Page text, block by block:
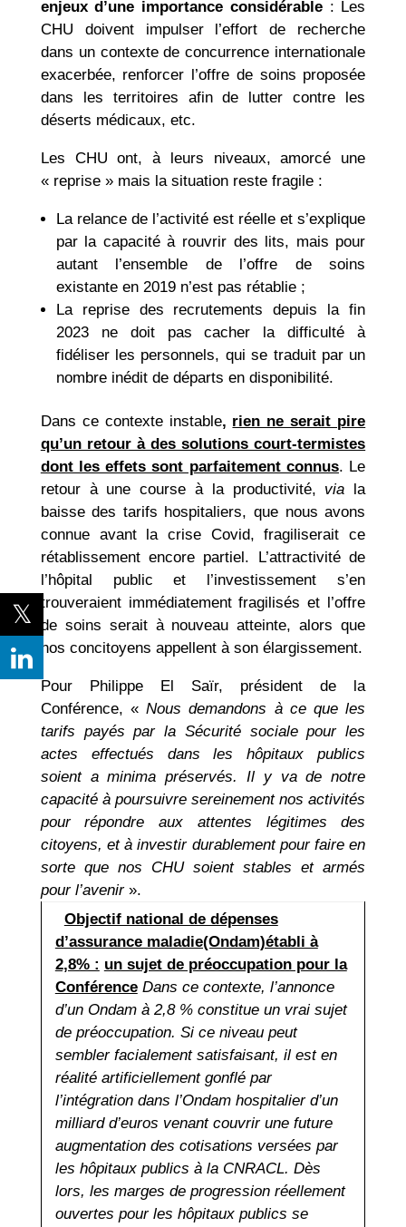
enjeux d’une importance considérable: Les
CHU doivent impulser l’effort de recherche
dans un contexte de concurrence internationale
exacerbée, renforcer l’offre de soins proposée
dans les territoires afin de lutter contre les
déserts médicaux, etc.
Les CHU ont, à leurs niveaux, amorcé une
« reprise » mais la situation reste fragile :
La relance de l’activité est réelle et s’explique
par la capacité à rouvrir des lits, mais pour
autant l’ensemble de l’offre de soins
existante en 2019 n’est pas rétablie ;
La reprise des recrutements depuis la fin
2023 ne doit pas cacher la difficulté à
fidéliser les personnels, qui se traduit par un
nombre inédit de départs en disponibilité.
Dans ce contexte instable, rien ne serait pire
qu’un retour à des solutions court-termistes
dont les effets sont parfaitement connus. Le
retour à une course à la productivité, via la
baisse des tarifs hospitaliers, que nous avons
connue avant la crise Covid, fragiliserait ce
rétablissement encore partiel. L’attractivité de
l’hôpital public et l’investissement s’en
trouveraient immédiatement fragilisés et l’offre
de soins serait à nouveau atteinte, alors que
nos concitoyens appellent à son élargissement.
Pour Philippe El Saïr, président de la
Conférence, «Nous demandons à ce que les
tarifs payés par la Sécurité sociale pour les
actes effectués dans les hôpitaux publics
soient a minima préservés. Il y va de notre
capacité à poursuivre sereinement nos activités
pour répondre aux attentes légitimes des
citoyens, et à investir durablement pour faire en
sorte que nos CHU soient stables et armés
pour l’avenir».
Objectif national de dépenses
d’assurance maladie(Ondam)établi à
2,8% : un sujet de préoccupation pour la
Conférence Dans ce contexte, l’annonce
d’un Ondam à 2,8 % constitue un vrai sujet
de préoccupation. Si ce niveau peut
sembler facialement satisfaisant, il est en
réalité artificiellement gonflé par
l’intégration dans l’Ondam hospitalier d’un
milliard d’euros venant couvrir une future
augmentation des cotisations versées par
les hôpitaux publics à la CNRACL. Dès
lors, les marges de progression réellement
ouvertes pour les hôpitaux publics se